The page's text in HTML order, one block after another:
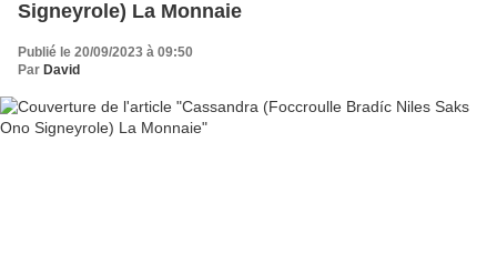
Signeyrole) La Monnaie
Publié le 20/09/2023 à 09:50
Par David